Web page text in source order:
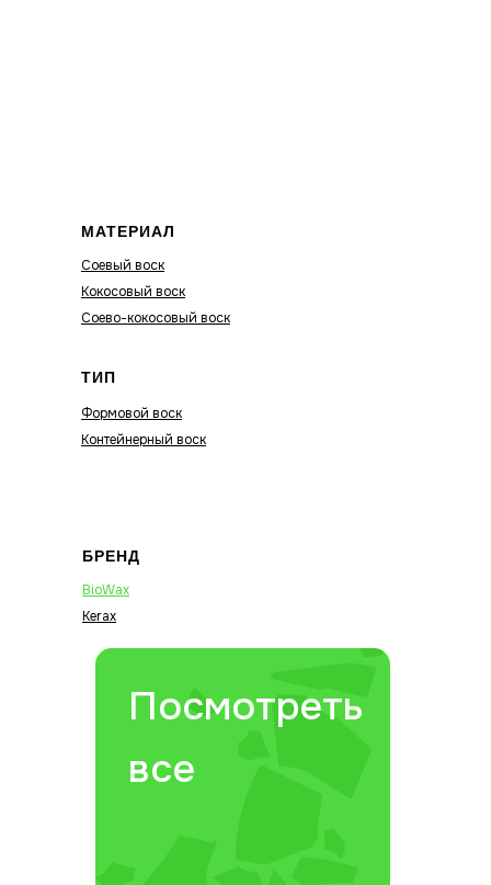
МАТЕРИАЛ
Соевый воск
Кокосовый воск
Соево-кокосовый воск
ТИП
Формовой воск
Контейнерный воск
БРЕНД
BioWax
Kerax
Посмотреть
все